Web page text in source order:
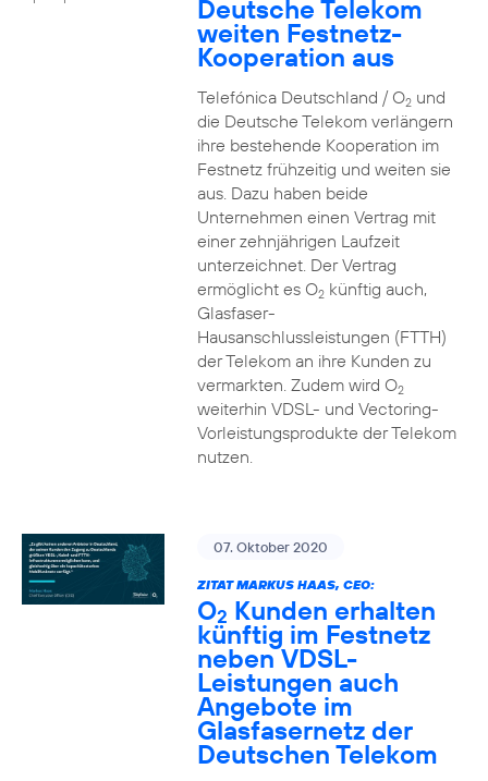
Deutsche Telekom
weiten Festnetz-
Kooperation aus
Telefónica Deutschland / O2und
die Deutsche Telekom verlängern
ihre bestehende Kooperation im
Festnetz frühzeitig und weiten sie
aus. Dazu haben beide
Unternehmen einen Vertrag mit
einer zehnjährigen Laufzeit
unterzeichnet. Der Vertrag
ermöglicht es O2künftig auch,
Glasfaser-
Hausanschlussleistungen (FTTH)
der Telekom an ihre Kunden zu
vermarkten. Zudem wird O2
weiterhin VDSL- und Vectoring-
Vorleistungsprodukte der Telekom
nutzen.
07. Oktober 2020
ZITAT MARKUS HAAS, CEO:
O2 Kunden erhalten
künftig im Festnetz
neben VDSL-
Leistungen auch
Angebote im
Glasfasernetz der
Deutschen Telekom